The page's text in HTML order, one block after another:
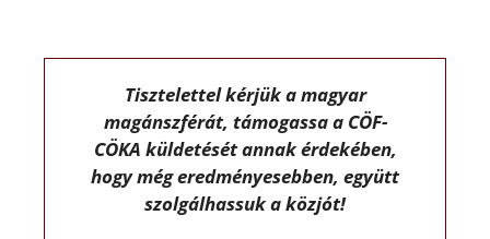
Tisztelettel kérjük a magyar
magánszférát, támogassa a CÖF-
CÖKA küldetését annak érdekében,
hogy még eredményesebben, együtt
szolgálhassuk a közjót!